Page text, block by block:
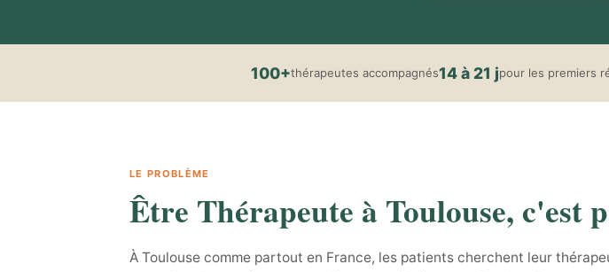
100+thérapeutes accompagnés14 à 21 jpour les premiers
LE PROBLÈME
Être Thérapeute à Toulouse, c'est
À Toulouse comme partout en France, les patients cherchent leur